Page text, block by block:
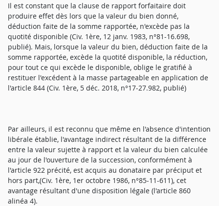
Il est constant que la clause de rapport forfaitaire doit
produire effet dès lors que la valeur du bien donné,
déduction faite de la somme rapportée, n'excède pas la
quotité disponible (Civ. 1ère, 12 janv. 1983, n°81-16.698,
publié). Mais, lorsque la valeur du bien, déduction faite de la
somme rapportée, excède la quotité disponible, la réduction,
pour tout ce qui excède le disponible, oblige le gratifié à
restituer l'excédent à la masse partageable en application de
l'article 844 (Civ. 1ère, 5 déc. 2018, n°17-27.982, publié)
Par ailleurs, il est reconnu que même en l'absence d'intention
libérale établie, l'avantage indirect résultant de la différence
entre la valeur sujette à rapport et la valeur du bien calculée
au jour de l'ouverture de la succession, conformément à
l'article 922 précité, est acquis au donataire par préciput et
hors part,(Civ. 1ère, 1er octobre 1986, n°85-11-611), cet
avantage résultant d'une disposition légale (l'article 860
alinéa 4).